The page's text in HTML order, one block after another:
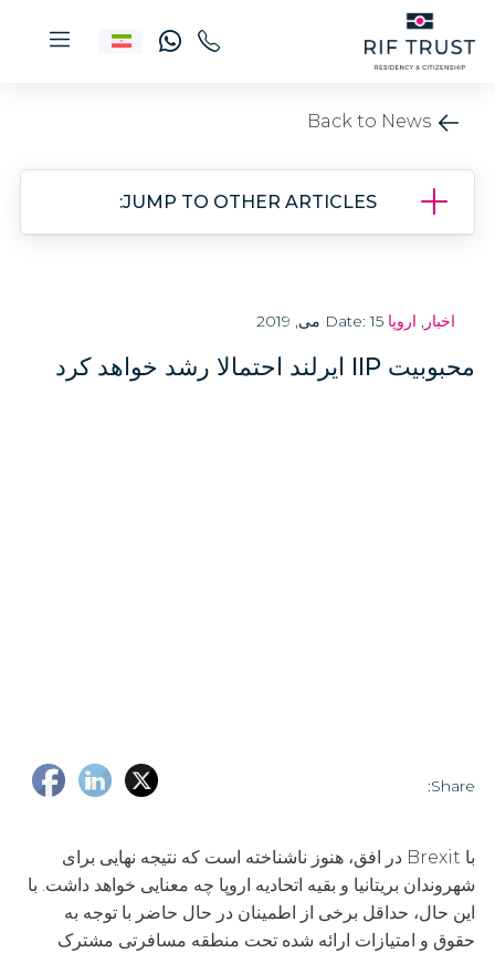
JUMP TO OTHER ARTICLES:
اخبار , اروپا
محبوبیت IIP ایرلند احتمالا رشد خواهد کرد
Share:
با Brexit در افق، هنوز ناشناخته است که نتیجه نهایی برای
شهروندان بریتانیا و بقیه اتحادیه اروپا چه معنایی خواهد داشت. با
این حال، حداقل برخی از اطمینان در حال حاضر با توجه به
حقوق و امتیازات ارائه شده تحت منطقه مسافرتی مشترک